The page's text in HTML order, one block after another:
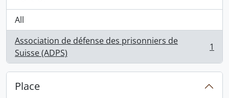
All
Association de défense des prisonniers de
Suisse (ADPS)
, 1 results 1
Place